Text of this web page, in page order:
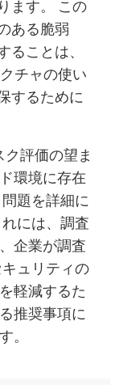
ます。 この
ある脆弱
ことは、
チャの使い
するために
評価の望ま
環境に存在
題を詳細に
には、調査
企業が調査
ュリティの
軽減するた
推奨事項に
。